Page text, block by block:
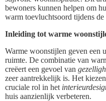
bewoners kunnen helpen om
warm toevluchtsoord tijdens de
Inleiding tot warme
Warme woonstijlen geven een
ruimte. De combinatie van
creëert een gevoel van
zeer aantrekkelijk is. Het
cruciale rol in het
huis aanzienlijk verbeteren.